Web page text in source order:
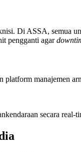
Di ASSA, semua
pengganti agar
manajemen
secara